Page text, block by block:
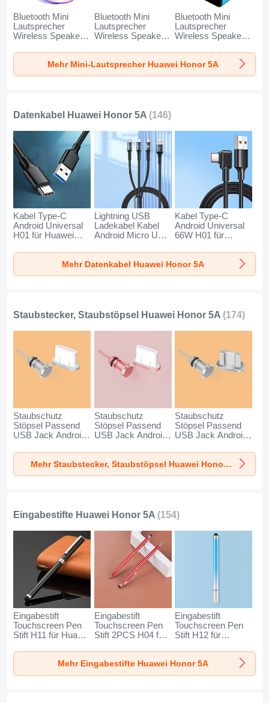
Bluetooth Mini
Lautsprecher
Wireless Speaker
Huawei Honor 5A
Bluetooth Mini
Lautsprecher
Wireless Speaker
Huawei Honor 5A
Schwarz
Bluetooth Mini
Lautsprecher
Wireless Speaker
Huawei Honor 5A
Blau
Mehr Mini-Lautsprecher Huawei Honor 5A
Datenkabel Huawei Honor 5A (146)
Kabel Type-C
Android Universal
H01 für Huawei
Dunkelgrau
Lightning USB
Ladekabel Kabel
Android Micro USB
für Huawei Honor
5A Schwarz
Kabel Type-C
Android Universal
66W H01 für
Schwarz
Mehr Datenkabel Huawei Honor 5A
Staubstecker, Staubstöpsel Huawei Honor 5A (174)
Staubschutz
Stöpsel Passend
USB Jack Android
für Huawei Honor
5A Silber
Staubschutz
Stöpsel Passend
USB Jack Android
für Huawei Honor
5A Rosegold
Staubschutz
Stöpsel Passend
USB Jack Android
Huawei Honor 5A
Silber
Mehr Staubstecker, Staubstöpsel Huawei Honor 5A
Eingabestifte Huawei Honor 5A (154)
Eingabestift
Touchscreen Pen
Stift H11 für Huawei
Eingabestift
Touchscreen Pen
Stift 2PCS H04 für
Rot
Eingabestift
Touchscreen Pen
Stift H12 für
Blau
Mehr Eingabestifte Huawei Honor 5A